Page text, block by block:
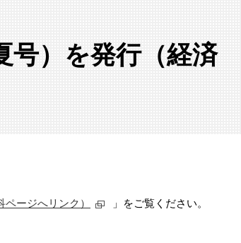
号）を発行（経済
ージへリンク） 」をご覧ください。